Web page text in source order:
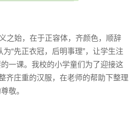
始，在于正容体，齐颜色，顺辞
“先正衣冠，后明事理”，让学生注
一课。我校的小学童们为了迎接这
齐庄重的汉服，在老师的帮助下整理
敬。